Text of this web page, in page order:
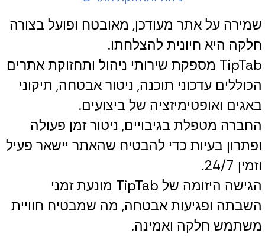
שמירה על אתר מעודכן, מאובטח ופועל בצורה
חלקה היא חיונית להצלחתו.
TipTab מספקת שירותי ניהול ותחזוקת אתרים
הכוללים עדכוני תוכנה, ניטור אבטחה, תיקוני
באגים ואופטימיזציה של ביצועים.
החברה מטפלת בגיבויים, ניטור זמן פעולה
ופתרון בעיות כדי להבטיח שהאתר יישאר פעיל
וזמין 24/7.
הגישה היזומה של TipTab מונעת זמני
השבתה ופגיעות אבטחה, מה שמבטיח חוויית
משתמש חלקה ואמינה.